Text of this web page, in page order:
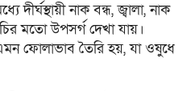
দীর্ঘস্থায়ী নাক বন্ধ, জ্বালা, নাক
মতো উপসর্গ দেখা যায়।
ফোলাভাব তৈরি হয়, যা ওষুধে